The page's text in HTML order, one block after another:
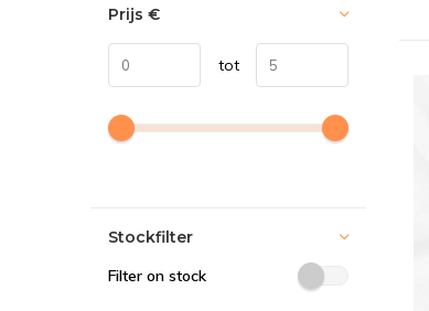
Prijs €
tot
Stockfilter
Filter on stock